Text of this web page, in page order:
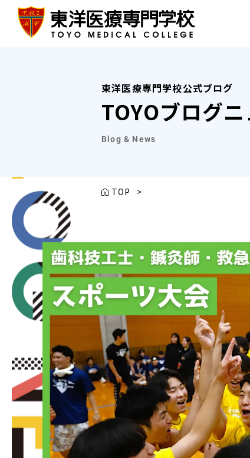
東洋医療専門学校公式ブログ
TOYOブログ
Blog & News
TOP >